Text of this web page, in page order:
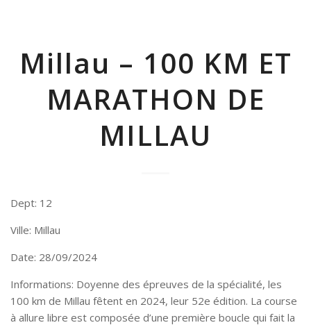
Millau – 100 KM ET
MARATHON DE
MILLAU
Dept: 12
Ville: Millau
Date: 28/09/2024
Informations: Doyenne des épreuves de la spécialité, les
100 km de Millau fêtent en 2024, leur 52e édition. La course
à allure libre est composée d’une première boucle qui fait la